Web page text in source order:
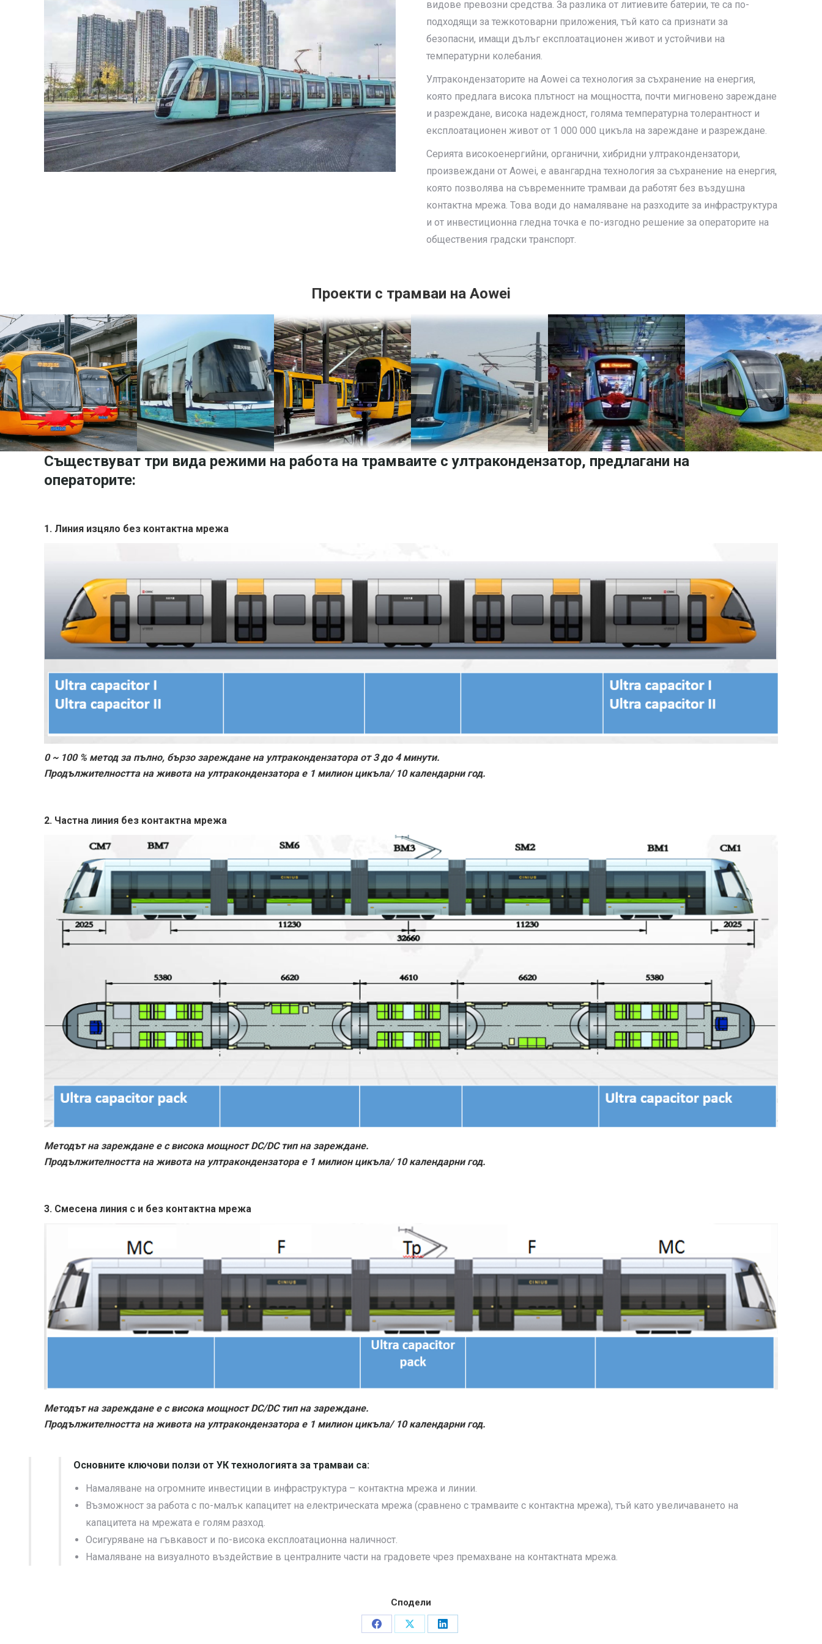
видове превозни средства. За разлика от литиевите батерии, те са по-
подходящи за тежкотоварни приложения, тъй като са признати за
безопасни, имащи дълъг експлоатационен живот и устойчиви на
температурни колебания.
Ултракондензаторите на Aowei са технология за съхранение на енергия,
която предлага висока плътност на мощността, почти мигновено зареждане
и разреждане, висока надеждност, голяма температурна толерантност и
експлоатационен живот от 1 000 000 цикъла на зареждане и разреждане.
Серията високоенергийни, органични, хибридни ултракондензатори,
произвеждани от Aowei, е авангардна технология за съхранение на енергия,
която позволява на съвременните трамваи да работят без въздушна
контактна мрежа. Това води до намаляване на разходите за инфраструктура
и от инвестиционна гледна точка е по-изгодно решение за операторите на
обществения градски транспорт.
Проекти с трамваи на Aowei
Съществуват три вида режими на работа на трамваите с ултракондензатор, предлагани на
операторите:
1. Линия изцяло без контактна мрежа
0 ~ 100 % метод за пълно, бързо зареждане на ултракондензатора от 3 до 4 минути.
Продължителността на живота на ултракондензатора е 1 милион цикъла/ 10 календарни год.
2. Частна линия без контактна мрежа
Методът на зареждане е с висока мощност DC/DC тип на зареждане.
Продължителността на живота на ултракондензатора е 1 милион цикъла/ 10 календарни год.
3. Смесена линия с и без контактна мрежа
Методът на зареждане е с висока мощност DC/DC тип на зареждане.
Продължителността на живота на ултракондензатора е 1 милион цикъла/ 10 календарни год.
Основните ключови ползи от УК технологията за трамваи са:
Намаляване на огромните инвестиции в инфраструктура – контактна мрежа и линии.
Възможност за работа с по-малък капацитет на електрическата мрежа (сравнено с трамваите с контактна мрежа), тъй като увеличаването на
капацитета на мрежата е голям разход.
Осигуряване на гъвкавост и по-висока експлоатационна наличност.
Намаляване на визуалното въздействие в централните части на градовете чрез премахване на контактната мрежа.
Сподели
Share Share Share